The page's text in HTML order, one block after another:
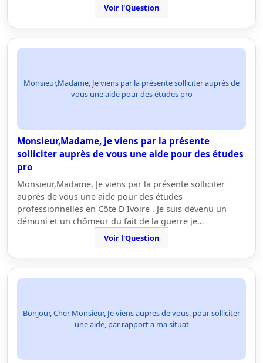
Voir l'Question
Monsieur,Madame, Je viens par la présente solliciter auprès de
vous une aide pour des études pro
Monsieur,Madame, Je viens par la présente
solliciter auprès de vous une aide pour des études
pro
Monsieur,Madame, Je viens par la présente solliciter
auprès de vous une aide pour des études
professionnelles en Côte D'Ivoire . Je suis devenu un
démuni et un chômeur du fait de la guerre je…
Voir l'Question
Bonjour, Cher Monsieur, Je viens aupres de vous, pour solliciter
une aide, par rapport a ma situat